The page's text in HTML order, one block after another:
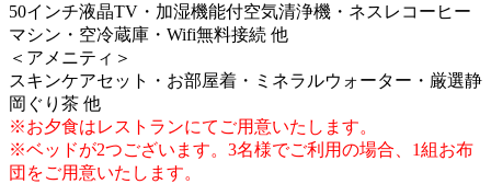
50インチ液晶TV・加湿機能付空気清浄機・ネスレコーヒー
マシン・空冷蔵庫・Wifi無料接続 他
＜アメニティ＞
スキンケアセット・お部屋着・ミネラルウォーター・厳選静
岡ぐり茶 他
※お夕食はレストランにてご用意いたします。
※ベッドが2つございます。3名様でご利用の場合、1組お布
団をご用意いたします。